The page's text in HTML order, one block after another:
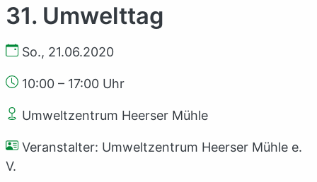
31. Umwelttag
So., 21.06.2020
10:00 – 17:00 Uhr
Umweltzentrum Heerser Mühle
Veranstalter: Umweltzentrum Heerser Mühle e.
V.